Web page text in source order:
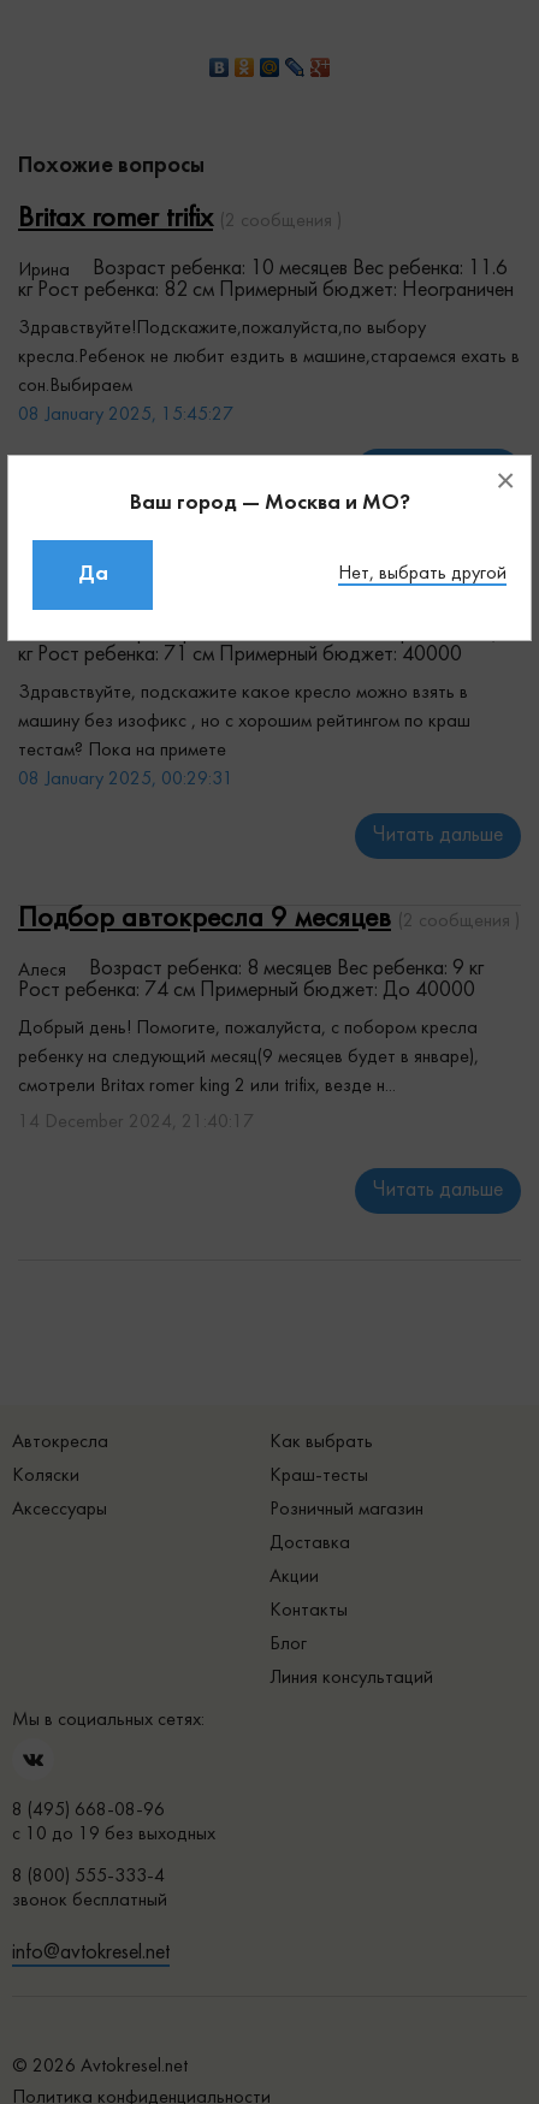
Ваш город — Москва и МО?
Да Нет, выбрать другой
×
Похожие вопросы
Britax romer trifix (2 сообщения )
Ирина Возраст ребенка: 10 месяцев Вес ребенка: 11.6
кг Рост ребенка: 82 см Примерный бюджет: Неограничен
Здравствуйте!Подскажите,пожалуйста,по выбору
кресла.Ребенок не любит ездить в машине,стараемся ехать в
сон.Выбираем
08 January 2025, 15:45:27
Читать дальше
сообщения )
кг Рост ребенка: 71 см Примерный бюджет: 40000
Здравствуйте, подскажите какое кресло можно взять в
машину без изофикс , но с хорошим рейтингом по краш
тестам? Пока на примете
08 January 2025, 00:29:31
Читать дальше
Подбор автокресла 9 месяцев (2 сообщения )
Алеся Возраст ребенка: 8 месяцев Вес ребенка: 9 кг
Рост ребенка: 74 см
Примерный бюджет: До 40000
Добрый день! Помогите, пожалуйста, с побором кресла
ребенку на следующий месяц(9 месяцев будет в январе),
смотрели Britax romer king 2 или trifix, везде н...
14 December 2024, 21:40:17
Читать дальше
Автокресла
Коляски
Аксессуары
Как выбрать
Краш-тесты
Розничный магазин
Доставка
Акции
Контакты
Блог
Линия консультаций
Мы в социальных сетях:
8 (495) 668-08-96
с 10 до 19 без выходных
8 (800) 555-333-4
звонок бесплатный
info@avtokresel.net
© 2026 Avtokresel.net
Политика конфиденциальности